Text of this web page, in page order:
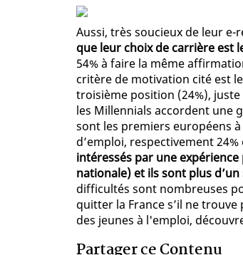
Aussi, très soucieux de leur e-
que leur choix de carrière est
54% à faire la même
critère de motivation cité est
troisième position (24%),
les Millennials accordent une
sont les premiers européens
d’emploi, respectivement 24%
intéressés par une
nationale) et ils sont plus
difficultés sont nombreuses
quitter la France s’il ne
des jeunes à l'emploi,
Partager ce Contenu